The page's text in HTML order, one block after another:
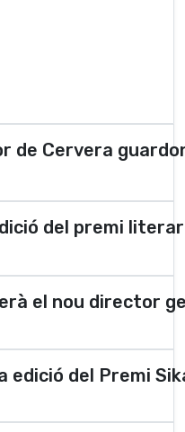
de Cervera
del premi
el nou director
edició del Premi